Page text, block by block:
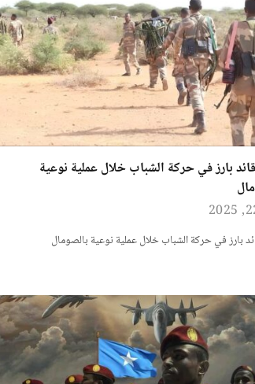
بارز في حركة الشباب خلال عملية نوعية
بارز في حركة الشباب خلال عملية نوعية بالصومال